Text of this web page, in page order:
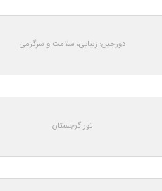
دورجین؛ زیبایی، سلامت و سرگرمی
تور گرجستان